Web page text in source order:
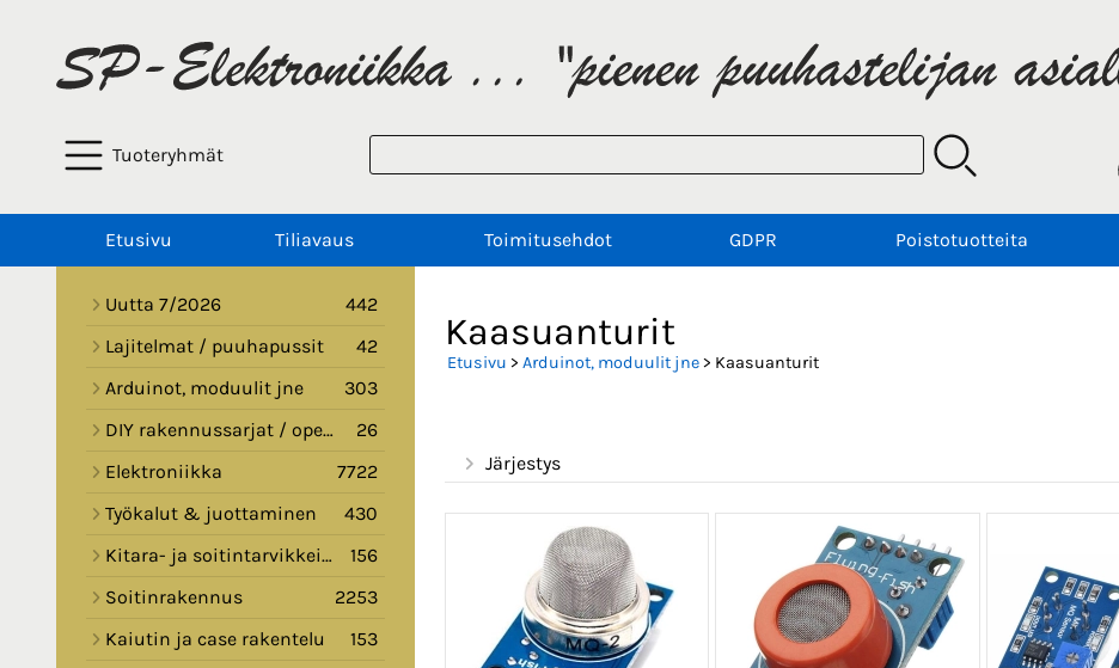
Tuoteryhmät
Etusivu Tiliavaus Toimitusehdot GDPR Poistotuotteita
Uutta 7/2026
442
Lajitelmat / puuhapussit
42
Arduinot, moduulit jne
303
DIY rakennussarjat / opetussarjat
26
Elektroniikka
7722
Työkalut & juottaminen
430
Kitara- ja soitintarvikkeita
156
Soitinrakennus
2253
Kaiutin ja case rakentelu
153
Kaasuanturit
Etusivu > Arduinot, moduulit jne> Kaasuanturit
Järjestys